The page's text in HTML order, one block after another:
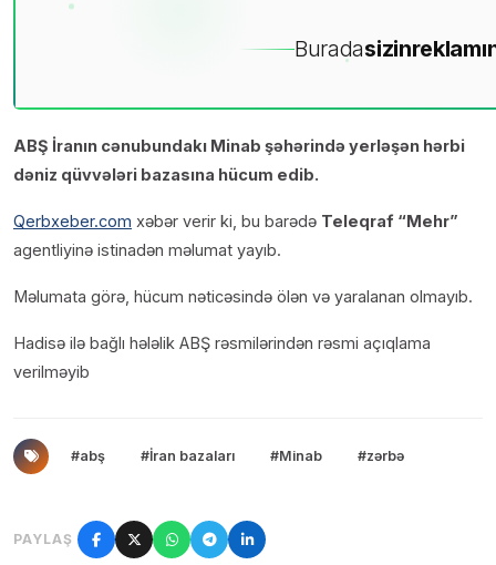
Buradasizin
ABŞ İranın cənubundakı Minab şəhərində yerləşən hərbi
dəniz qüvvələri bazasına hücum edib.
Qerbxeber.com xəbər verir ki, bu barədə Teleqraf “Mehr”
agentliyinə istinadən məlumat yayıb.
Məlumata görə, hücum nəticəsində ölən və yaralanan olmayıb.
Hadisə ilə bağlı hələlik ABŞ rəsmilərindən rəsmi açıqlama
verilməyib
#abş #İran bazaları #Minab #zərbə
PAYLAŞ